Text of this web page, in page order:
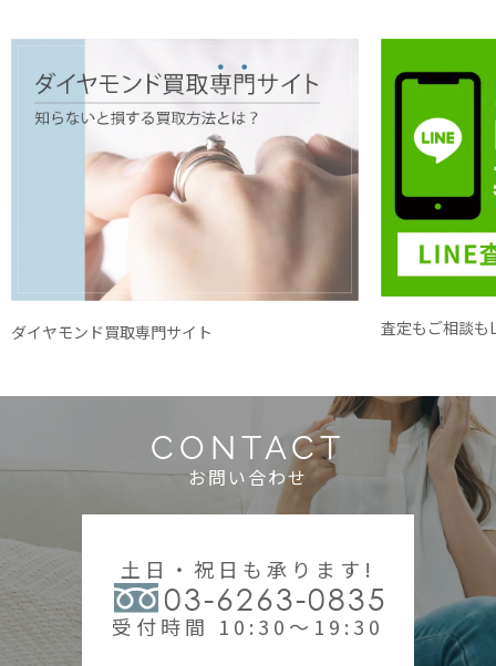
ダイヤモンド買取専門サイト 査定もご相談も
CONTACT
お問い合わせ
土日・祝日も承ります!
03-6263-0835
受付時間 10:30～19:30